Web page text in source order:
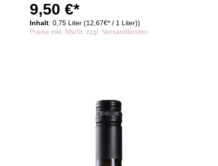
9,50 €*
Inhalt: 0,75 Liter (12,67€* / 1 Liter))
Preise inkl. MwSt. zzgl. Versandkosten